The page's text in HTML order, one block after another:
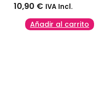
10,90 € IVA Incl.
Añadir al carrito